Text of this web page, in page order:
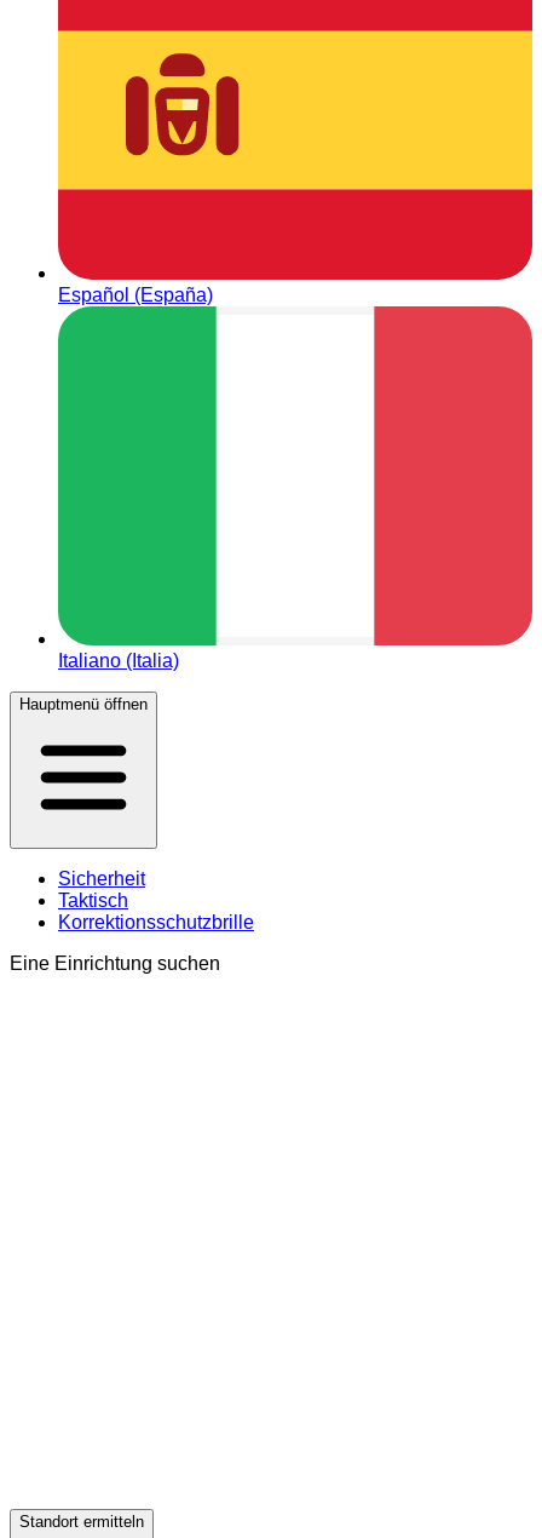
Español (España)
Italiano (Italia)
Hauptmenü öffnen
Sicherheit
Taktisch
Korrektionsschutzbrille
Eine Einrichtung suchen
Standort ermitteln